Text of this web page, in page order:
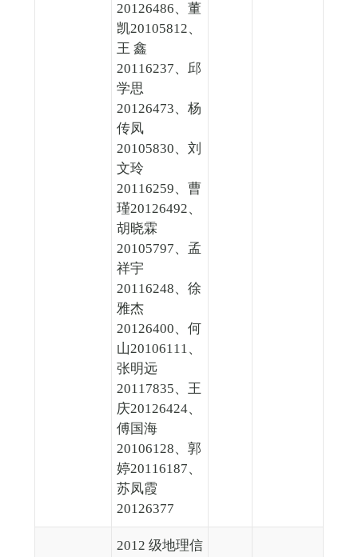
20126486、董
凯20105812、
王 鑫
20116237、邱
学思
20126473、杨
传凤
20105830、刘
文玲
20116259、曹
瑾20126492、
胡晓霖
20105797、孟
祥宇
20116248、徐
雅杰
20126400、何
山20106111、
张明远
20117835、王
庆20126424、
傅国海
20106128、郭
婷20116187、
苏凤霞
20126377
2012 级地理信